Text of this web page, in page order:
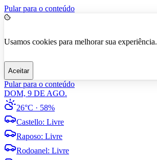
Pular para o conteúdo
Usamos cookies para melhorar sua experiência.
Aceitar
Pular para o conteúdo
DOM, 9 DE AGO.
26°C · 58%
Castello: Livre
Raposo: Livre
Rodoanel: Livre